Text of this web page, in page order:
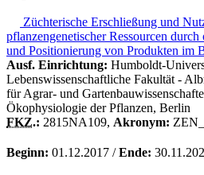
Züchterische Erschließung und
pflanzengenetischer Ressourcen
und Positionierung von Produkten im
Ausf. Einrichtung: Humboldt-
Lebenswissenschaftliche Fakultät -
für Agrar- und
Ökophysiologie der Pflanzen, Berlin
FKZ.: 2815NA109, Akronym:
Beginn: 01.12.2017 /Ende: